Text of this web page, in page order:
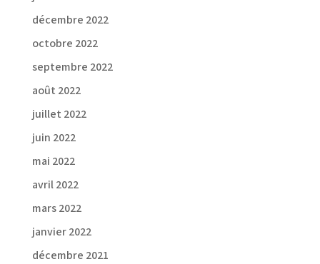
décembre 2022
octobre 2022
septembre 2022
août 2022
juillet 2022
juin 2022
mai 2022
avril 2022
mars 2022
janvier 2022
décembre 2021